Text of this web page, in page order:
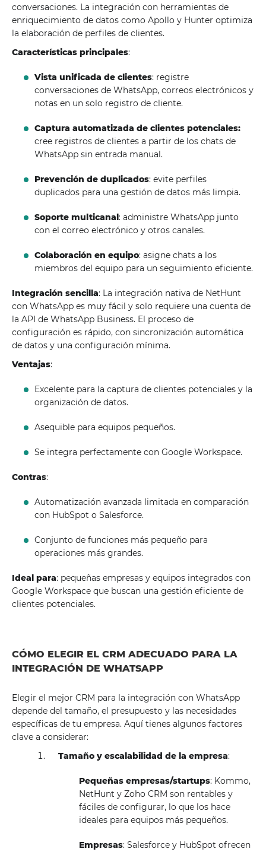
conversaciones. La integración con herramientas de
enriquecimiento de datos como Apollo y Hunter optimiza
la elaboración de perfiles de clientes.
Características principales:
Vista unificada de clientes: registre
conversaciones de WhatsApp, correos electrónicos y
notas en un solo registro de cliente.
Captura automatizada de clientes potenciales:
cree registros de clientes a partir de los chats de
WhatsApp sin entrada manual.
Prevención de duplicados: evite perfiles
duplicados para una gestión de datos más limpia.
Soporte multicanal: administre WhatsApp junto
con el correo electrónico y otros canales.
Colaboración en equipo: asigne chats a los
miembros del equipo para un seguimiento eficiente.
Integración sencilla: La integración nativa de NetHunt
con WhatsApp es muy fácil y solo requiere una cuenta de
la API de WhatsApp Business. El proceso de
configuración es rápido, con sincronización automática
de datos y una configuración mínima.
Ventajas:
Excelente para la captura de clientes potenciales y la
organización de datos.
Asequible para equipos pequeños.
Se integra perfectamente con Google Workspace.
Contras:
Automatización avanzada limitada en comparación
con HubSpot o Salesforce.
Conjunto de funciones más pequeño para
operaciones más grandes.
Ideal para: pequeñas empresas y equipos integrados con
Google Workspace que buscan una gestión eficiente de
clientes potenciales.
CÓMO ELEGIR EL CRM ADECUADO PARA LA
INTEGRACIÓN DE WHATSAPP
Elegir el mejor CRM para la integración con WhatsApp
depende del tamaño, el presupuesto y las necesidades
específicas de tu empresa. Aquí tienes algunos factores
clave a considerar:
Tamaño y escalabilidad de la empresa:
Pequeñas empresas/startups: Kommo,
NetHunt y Zoho CRM son rentables y
fáciles de configurar, lo que los hace
ideales para equipos más pequeños.
Empresas: Salesforce y HubSpot ofrecen